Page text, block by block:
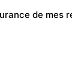
de mes